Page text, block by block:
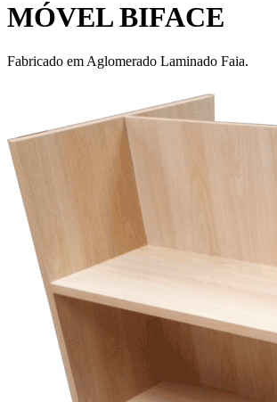
MÓVEL BIFACE
Fabricado em Aglomerado Laminado Faia.